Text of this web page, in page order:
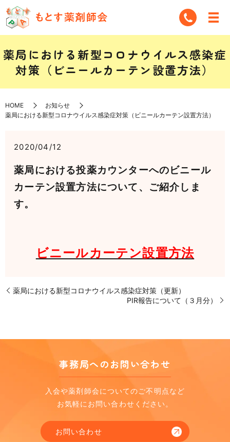
薬局における新型コロナウイルス感染症
対策（ビニールカーテン設置方法）
HOME
お知らせ
薬局における新型コロナウイルス感染症対策（ビニールカーテン設置方法）
2020/04/12
薬局における投薬カウンターへのビニール
カーテン設置方法について、ご紹介しま
す。
ビニールカーテン設置方法
薬局における新型コロナウイルス感染症対策（更新）
PIR報告について（３月分）
事務局へのお問い合わせ
入会や薬剤師会についてのご不明点など
お気軽にお問い合わせください。
お問い合わせ